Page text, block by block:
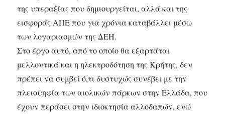
της υπεραξίας που δημιουργείται, αλλά και της
εισφοράς ΑΠΕ που για χρόνια καταβάλλει μέσω
των λογαριασμών της ΔΕΗ.
Στο έργο αυτό, από το οποίο θα εξαρτάται
μελλοντικά και η ηλεκτροδότηση της Κρήτης, δεν
πρέπει να συμβεί ό,τι δυστυχώς συνέβει με την
πλειοψηφία των αιολικών πάρκων στην Ελλάδα, που
έχουν περάσει στην ιδιοκτησία αλλοδαπών, ενώ